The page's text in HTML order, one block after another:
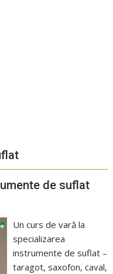
de suflat
Un curs de vară la
specializarea
instrumente de suflat –
taragot, saxofon, caval,